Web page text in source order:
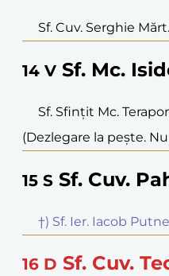
Sf. Cuv. Serghie Mărt.
14 V Sf. Mc.
Sf. Sfințit Mc.
(Dezlegare la pește.
15 S Sf. Cuv.
†) Sf. Ier. Iacob
16 D Sf. Cuv.